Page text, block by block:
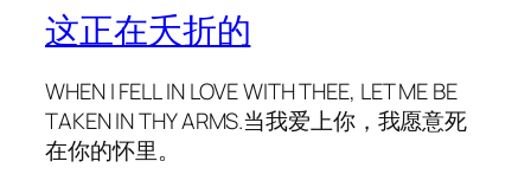
这正在夭折的
WHEN I FELL IN LOVE WITH THEE, LET ME BE
TAKEN IN THY ARMS.当我爱上你，我愿意死
在你的怀里。